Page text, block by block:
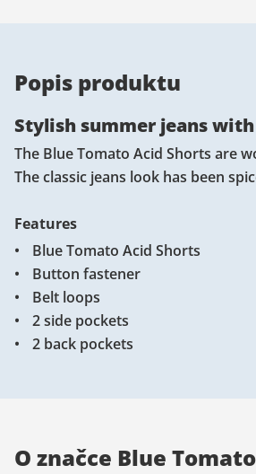
Popis produktu
Stylish summer jeans
The Blue Tomato Acid Shorts are
The classic jeans look has been
Features
Blue Tomato Acid Shorts
Button fastener
Belt loops
2 side pockets
2 back pockets
O značce Blue Tomato